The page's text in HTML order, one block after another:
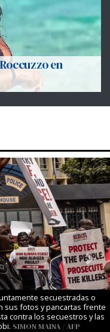
en
secuestradas o
sus fotos y pancartas frente
contra los secuestros y las
SIMON MAINA / AFP
Next